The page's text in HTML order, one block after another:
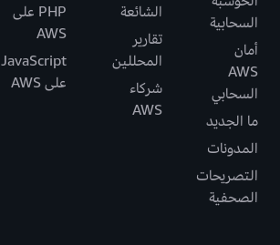
السحابية
أمان
AWS
السحابي
ما الجديد
المدونات
التصريحات
الصحفية
الشائعة
تقارير
المحللين
شركاء
AWS
PHP على
AWS
JavaScript
على AWS